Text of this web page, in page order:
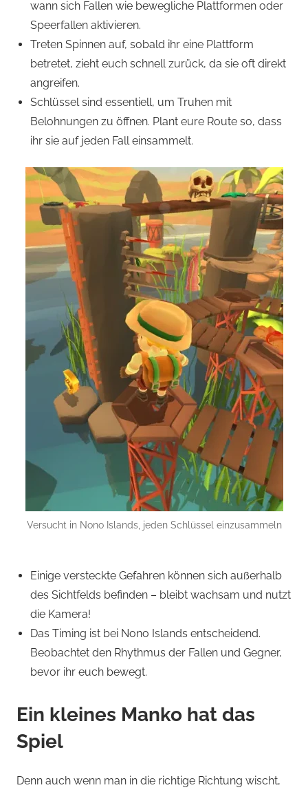
wann sich Fallen wie bewegliche Plattformen oder
Speerfallen aktivieren.
Treten Spinnen auf, sobald ihr eine Plattform
betretet, zieht euch schnell zurück, da sie oft direkt
angreifen.
Schlüssel sind essentiell, um Truhen mit
Belohnungen zu öffnen. Plant eure Route so, dass
ihr sie auf jeden Fall einsammelt.
Versucht in Nono Islands, jeden Schlüssel einzusammeln
Einige versteckte Gefahren können sich außerhalb
des Sichtfelds befinden – bleibt wachsam und nutzt
die Kamera!
Das Timing ist bei Nono Islands entscheidend.
Beobachtet den Rhythmus der Fallen und Gegner,
bevor ihr euch bewegt.
Ein kleines Manko hat das
Spiel
Denn auch wenn man in die richtige Richtung wischt,